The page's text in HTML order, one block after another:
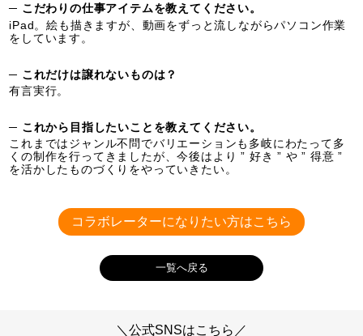
─ こだわりの仕事アイテムを教えてください。
iPad。絵も描きますが、動画をずっと流しながらパソコン作業
をしています。
─ これだけは譲れないものは？
有言実行。
─ これから目指したいことを教えてください。
これまではジャンル不問でバリエーションも多岐にわたって多
くの制作を行ってきましたが、今後はより ” 好き ” や ” 得意 ”
を活かしたものづくりをやっていきたい。
コラボレーターになりたい方はこちら
一覧へ戻る
＼公式SNSはこちら／